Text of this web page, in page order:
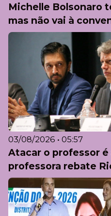
Michelle Bolsonaro
mas não vai à
03/08/2026 • 05:57
Atacar o professor
professora rebate